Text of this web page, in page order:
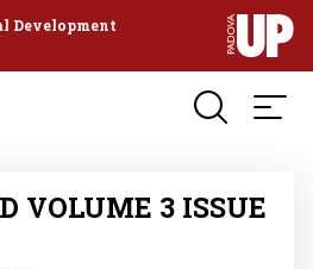
Development
VOLUME 3 ISSUE